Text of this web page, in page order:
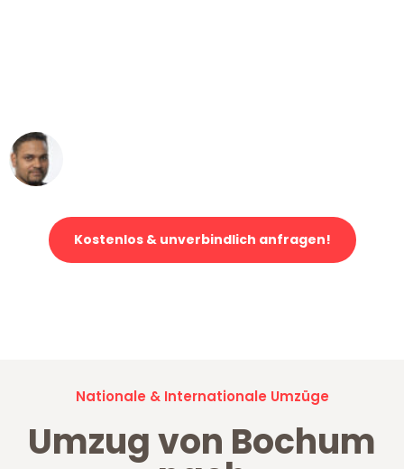
Kostenlos & unverbindlich anfragen!
Nationale & Internationale Umzüge
Umzug von Bochum